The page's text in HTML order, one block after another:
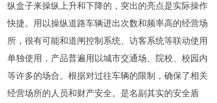
纵盒子来操纵上升和下降的，突出的亮点是实际操作
快捷。用以操纵道路车辆进出次数和频率高的经营场
所，很有可能和道闸控制系统、访客系统等联动使用
单独使用，产品普遍用以城市交通场、院校、校园内
等许多的场合。根据对过往车辆的限制，确保了相关
经营场所的人员和财产安全。是名副其实的安全盾